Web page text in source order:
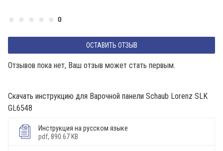
ОСТАВИТЬ ОТЗЫВ
0
Отзывов пока нет, Ваш отзыв может стать первым.
Скачать инструкцию для Варочной панели Schaub Lorenz SLK
GL6548
Инструкция на русском языке
pdf, 890.67 KB